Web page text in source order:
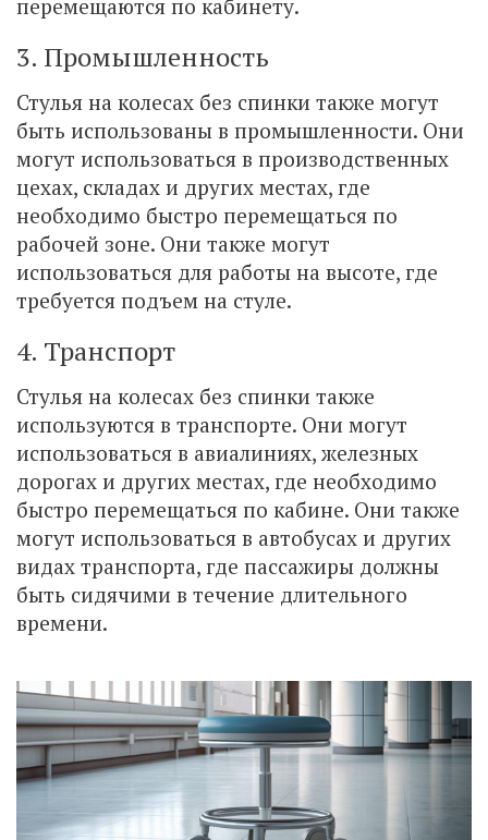
перемещаются по кабинету.
3. Промышленность
Стулья на колесах без спинки также могут
быть использованы в промышленности. Они
могут использоваться в производственных
цехах, складах и других местах, где
необходимо быстро перемещаться по
рабочей зоне. Они также могут
использоваться для работы на высоте, где
требуется подъем на стуле.
4. Транспорт
Стулья на колесах без спинки также
используются в транспорте. Они могут
использоваться в авиалиниях, железных
дорогах и других местах, где необходимо
быстро перемещаться по кабине. Они также
могут использоваться в автобусах и других
видах транспорта, где пассажиры должны
быть сидячими в течение длительного
времени.